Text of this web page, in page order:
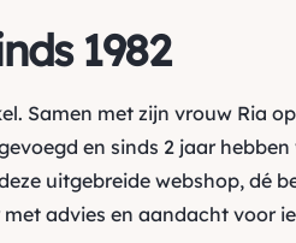
1982
Samen met zijn vrouw Ria
en sinds 2 jaar
uitgebreide webshop,
advies en aandacht voor